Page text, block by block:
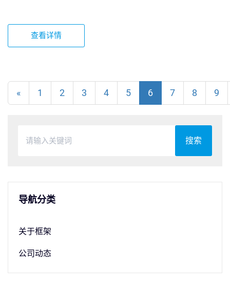
查看详情
« 1 2 3 4 5 6 7 8 9
搜索
导航分类
关于框架
公司动态